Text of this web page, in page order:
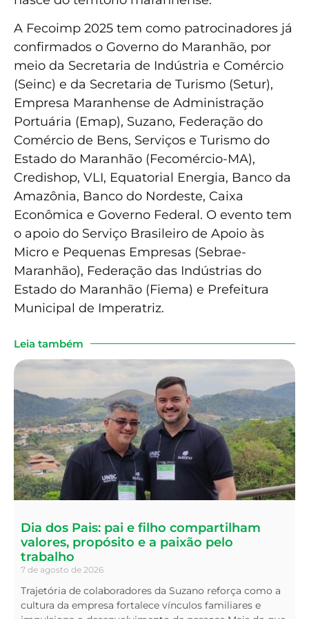
A Fecoimp 2025 tem como patrocinadores já
confirmados o Governo do Maranhão, por
meio da Secretaria de Indústria e Comércio
(Seinc) e da Secretaria de Turismo (Setur),
Empresa Maranhense de Administração
Portuária (Emap), Suzano, Federação do
Comércio de Bens, Serviços e Turismo do
Estado do Maranhão (Fecomércio-MA),
Credishop, VLI, Equatorial Energia, Banco da
Amazônia, Banco do Nordeste, Caixa
Econômica e Governo Federal. O evento tem
o apoio do Serviço Brasileiro de Apoio às
Micro e Pequenas Empresas (Sebrae-
Maranhão), Federação das Indústrias do
Estado do Maranhão (Fiema) e Prefeitura
Municipal de Imperatriz.
Leia também
Dia dos Pais: pai e filho compartilham
valores, propósito e a paixão pelo
trabalho
7 de agosto de 2026
Trajetória de colaboradores da Suzano reforça como a
cultura da empresa fortalece vínculos familiares e